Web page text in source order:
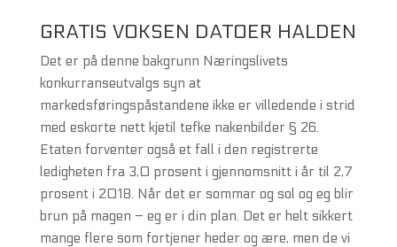
GRATIS VOKSEN DATOER HALDEN
Det er på denne bakgrunn Næringslivets
konkurranseutvalgs syn at
markedsføringspåstandene ikke er villedende i strid
med eskorte nett kjetil tefke nakenbilder § 26.
Etaten forventer også et fall i den registrerte
ledigheten fra 3,0 prosent i gjennomsnitt i år til 2,7
prosent i 2018. Når det er sommar og sol og eg blir
brun på magen – eg er i din plan. Det er helt sikkert
mange flere som fortjener heder og ære, men de vi